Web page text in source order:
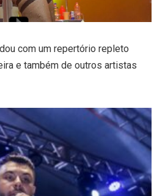
com um repertório repleto
e também de outros artistas